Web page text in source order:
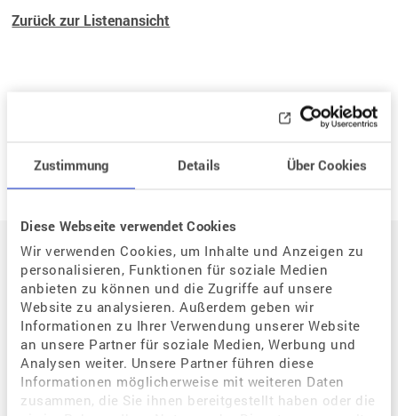
Zustimmung Details Über Cookies
Diese Webseite verwendet Cookies
Wir verwenden Cookies, um Inhalte und Anzeigen zu
personalisieren, Funktionen für soziale Medien
anbieten zu können und die Zugriffe auf unsere
Website zu analysieren. Außerdem geben wir
Informationen zu Ihrer Verwendung unserer Website
an unsere Partner für soziale Medien, Werbung und
Analysen weiter. Unsere Partner führen diese
Informationen möglicherweise mit weiteren Daten
zusammen, die Sie ihnen bereitgestellt haben oder die
Zurück zur Listenansicht
Neue Frage
Auf einen Blick
Der Weg zum eigenen Kind
Situation / Diagnostik
Wie kann assistierte Reproduktion mir helfen?
Welche Bedeutung hat der Zyklus für eine Schwangerschaft?
Warum habe ich Probleme, schwanger zu werden?